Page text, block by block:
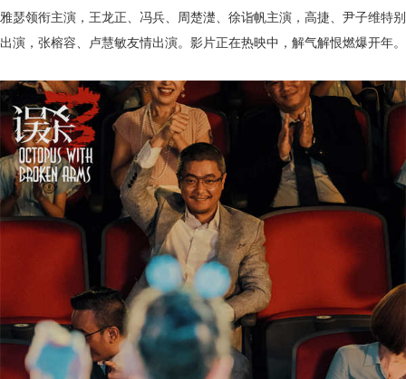
雅瑟领衔主演，王龙正、冯兵、周楚濋、徐诣帆主演，高捷、尹子维特别
出演，张榕容、卢慧敏友情出演。影片正在热映中，解气解恨燃爆开年。